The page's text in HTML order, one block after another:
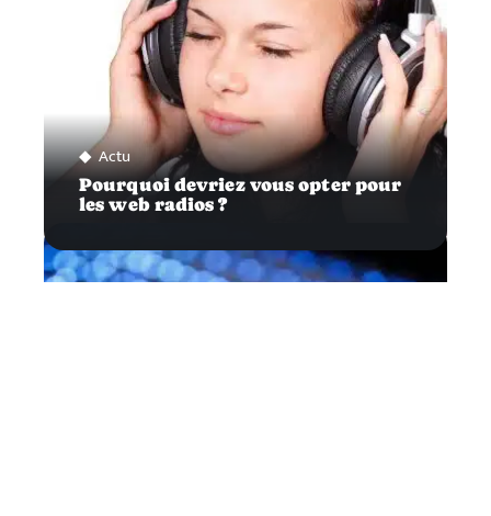
Actu
Pourquoi devriez vous opter pour
les web radios ?